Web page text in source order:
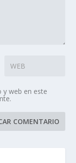
y web en este